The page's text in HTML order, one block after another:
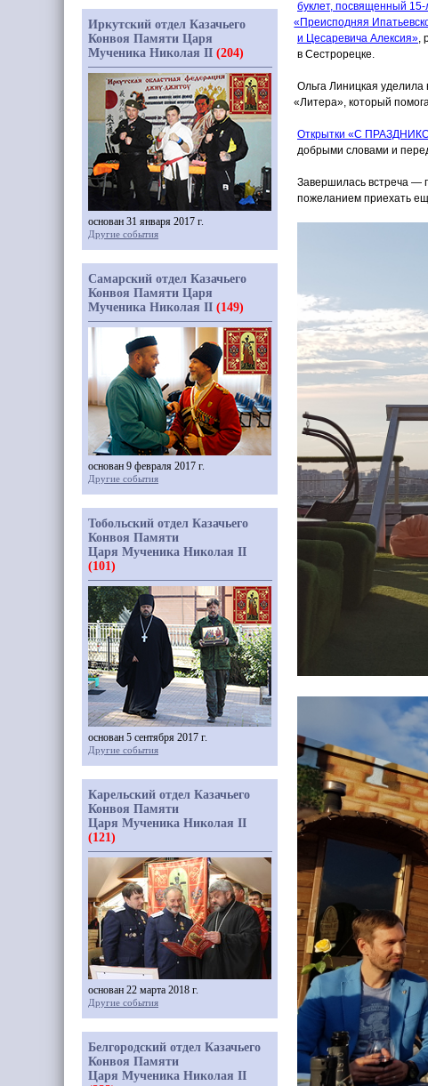
буклет, посвященный
«Преисподняя
и Цесаревича Алексия»,
в Сестрорецке.
Ольга Линицкая
«Литера», который
Открытки «С
добрыми словами и
Завершилась встреча —
пожеланием приехать
Иркутский отдел Казачьего
Конвоя Памяти Царя
Мученика Николая II (204)
основан 31 января 2017 г.
Другие события
Самарский отдел Казачьего
Конвоя Памяти Царя
Мученика Николая II (149)
основан 9 февраля 2017 г.
Другие события
Тобольский отдел Казачьего
Конвоя Памяти
Царя Мученика Николая II
(101)
основан 5 сентября 2017 г.
Другие события
Карельский отдел Казачьего
Конвоя Памяти
Царя Мученика Николая II
(121)
основан 22 марта 2018 г.
Другие события
Белгородский отдел Казачьего
Конвоя Памяти
Царя Мученика Николая II